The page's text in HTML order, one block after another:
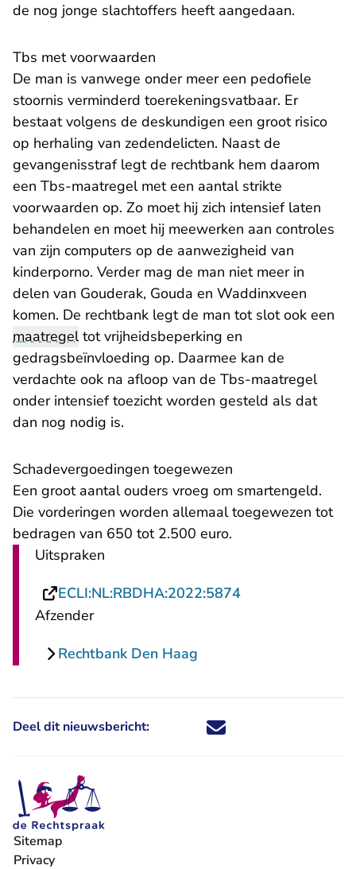
de nog jonge slachtoffers heeft aangedaan.
​Tbs met voorwaarden
De man is vanwege onder meer een pedofiele
stoornis verminderd toerekeningsvatbaar. Er
bestaat volgens de deskundigen een groot risico
op herhaling van zedendelicten. Naast de
gevangenisstraf legt de rechtbank hem daarom
een Tbs-maatregel met een aantal strikte
voorwaarden op. Zo moet hij zich intensief laten
behandelen en moet hij meewerken aan controles
van zijn computers op de aanwezigheid van
kinderporno. Verder mag de man niet meer in
delen van Gouderak, Gouda en Waddinxveen
komen. De rechtbank legt de man tot slot ook een
maatregeltot vrijheidsbeperking en
gedragsbeïnvloeding op. Daarmee kan de
verdachte ook na afloop van de Tbs-maatregel
onder intensief toezicht worden gesteld als dat
dan nog nodig is.
​Schadevergoedingen toegewezen
Een groot aantal ouders vroeg om smartengeld.
Die vorderingen worden allemaal toegewezen tot
bedragen van 650 tot 2.500 euro.
Uitspraken
ECLI:NL:RBDHA:2022:5874- U verlaat
Afzender
Rechtbank Den Haag
Deel dit nieuwsbericht: Deel dit nieuwsbericht via X -
Deel dit nieuwsbericht via
Deel dit nieuwsbericht
Deel dit
Sitemap
Privacy